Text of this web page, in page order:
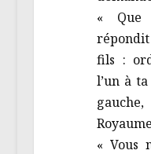
«
fils :
l’un à
« Vous